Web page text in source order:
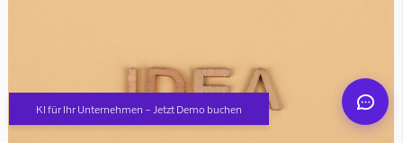
KI für Ihr Unternehmen – Jetzt Demo buchen